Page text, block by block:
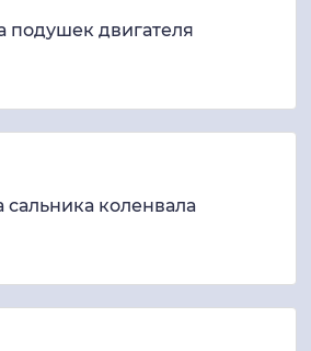
подушек двигателя
сальника коленвала